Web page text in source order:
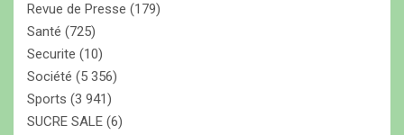
Revue de Presse (179)
Santé (725)
Securite (10)
Société (5 356)
Sports (3 941)
SUCRE SALE (6)